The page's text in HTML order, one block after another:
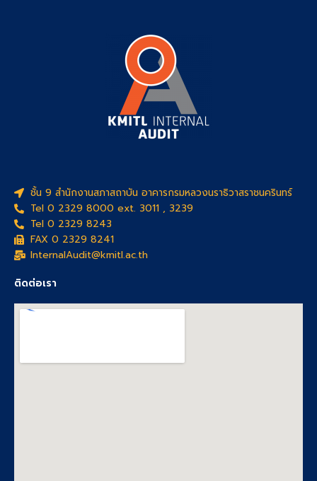
ชั้น 9 สำนักงานสภาสถาบัน อาคารกรมหลวงนราธิวาสราชนครินทร์
Tel 0 2329 8000 ext. 3011 , 3239
Tel 0 2329 8243
FAX 0 2329 8241
InternalAudit@kmitl.ac.th
ติดต่อเรา